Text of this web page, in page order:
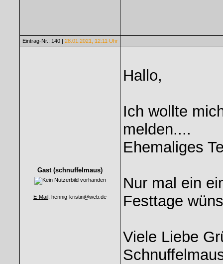
Eintrag-Nr.: 140 | 28.01.2021, 12:11 Uhr
Gast (schnuffelmaus)
E-Mail: hennig-kristin@web.de
Hallo,
Ich wollte
melden....
Ehemaliges
Nur mal ein
Festtage
Viele Liebe